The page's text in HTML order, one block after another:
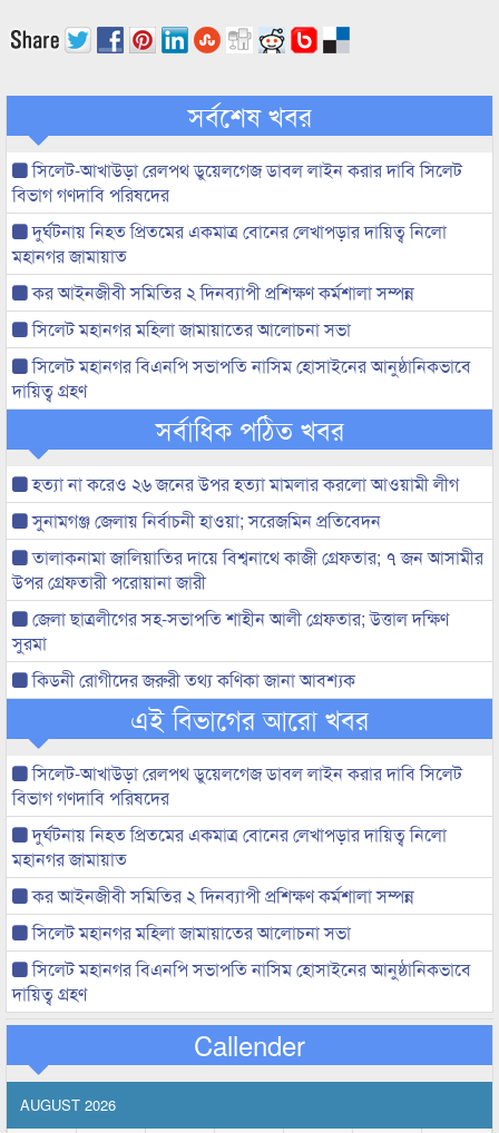
সর্বশেষ খবর
সিলেট-আখাউড়া রেলপথ ডুয়েলগেজ ডাবল লাইন করার দাবি সিলেট
বিভাগ গণদাবি পরিষদের
দুর্ঘটনায় নিহত প্রিতমের একমাত্র বোনের লেখাপড়ার দায়িত্ব নিলো
মহানগর জামায়াত
কর আইনজীবী সমিতির ২ দিনব্যাপী প্রশিক্ষণ কর্মশালা সম্পন্ন
সিলেট মহানগর মহিলা জামায়াতের আলোচনা সভা
সিলেট মহানগর বিএনপি সভাপতি নাসিম হোসাইনের আনুষ্ঠানিকভাবে
দায়িত্ব গ্রহণ
সর্বাধিক পঠিত খবর
হত্যা না করেও ২৬ জনের উপর হত্যা মামলার করলো আওয়ামী লীগ
সুনামগঞ্জ জেলায় নির্বাচনী হাওয়া; সরেজমিন প্রতিবেদন
তালাকনামা জালিয়াতির দায়ে বিশ্বনাথে কাজী গ্রেফতার; ৭ জন আসামীর
উপর গ্রেফতারী পরোয়ানা জারী
জেলা ছাত্রলীগের সহ-সভাপতি শাহীন আলী গ্রেফতার; উত্তাল দক্ষিণ
সুরমা
কিডনী রোগীদের জরুরী তথ্য কণিকা জানা আবশ্যক
এই বিভাগের আরো খবর
সিলেট-আখাউড়া রেলপথ ডুয়েলগেজ ডাবল লাইন করার দাবি সিলেট
বিভাগ গণদাবি পরিষদের
দুর্ঘটনায় নিহত প্রিতমের একমাত্র বোনের লেখাপড়ার দায়িত্ব নিলো
মহানগর জামায়াত
কর আইনজীবী সমিতির ২ দিনব্যাপী প্রশিক্ষণ কর্মশালা সম্পন্ন
সিলেট মহানগর মহিলা জামায়াতের আলোচনা সভা
সিলেট মহানগর বিএনপি সভাপতি নাসিম হোসাইনের আনুষ্ঠানিকভাবে
দায়িত্ব গ্রহণ
Callender
AUGUST 2026